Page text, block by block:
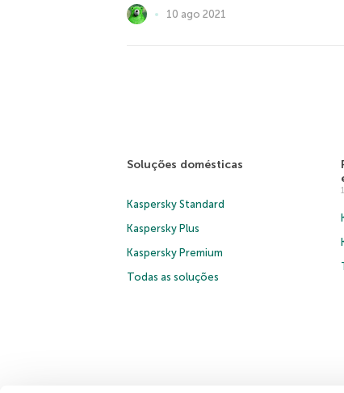
10 ago 2021
Soluções domésticas
Kaspersky Standard
Kaspersky Plus
Kaspersky Premium
Todas as soluções